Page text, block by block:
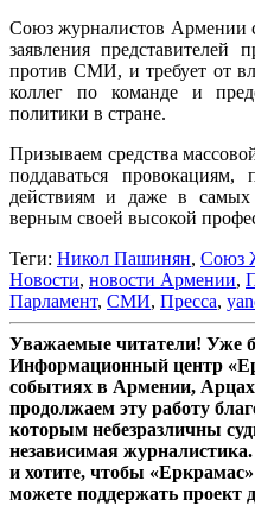
Союз журналистов Армении
заявления представителей
против СМИ, и требует от
коллег по команде и
политики в стране.
Призываем средства
поддаваться
действиям и даже в самых
верным своей высокой
Теги: Никол Пашинян, Союз
Новости, новости Армении,
Парламент, СМИ, Пресса,
Уважаемые читатели! Уже
Информационный центр
событиях в Армении,
продолжаем эту работу
которым небезразличны
независимая
и хотите, чтобы
можете поддержать проект